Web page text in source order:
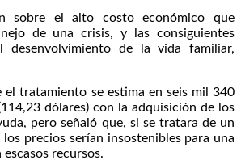
sobre el alto costo económico que
de una crisis, y las consiguientes
desenvolvimiento de la vida familiar,
el tratamiento se estima en seis mil 340
dólares) con la adquisición de los
pero señaló que, si se tratara de un
precios serían insostenibles para una
recursos.